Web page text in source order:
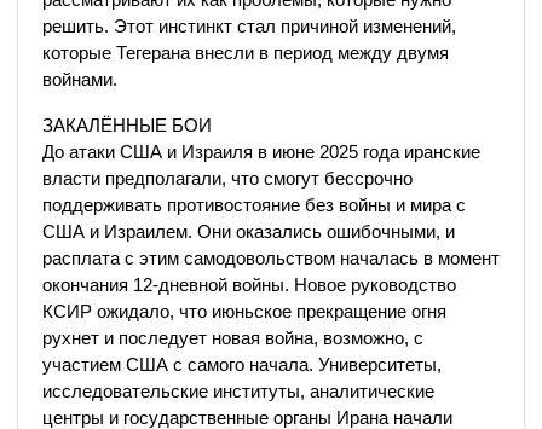
решить. Этот инстинкт стал причиной изменений,
которые Тегерана внесли в период между двумя
войнами.
ЗАКАЛЁННЫЕ БОИ
До атаки США и Израиля в июне 2025 года иранские
власти предполагали, что смогут бессрочно
поддерживать противостояние без войны и мира с
США и Израилем. Они оказались ошибочными, и
расплата с этим самодовольством началась в момент
окончания 12-дневной войны. Новое руководство
КСИР ожидало, что июньское прекращение огня
рухнет и последует новая война, возможно, с
участием США с самого начала. Университеты,
исследовательские институты, аналитические
центры и государственные органы Ирана начали